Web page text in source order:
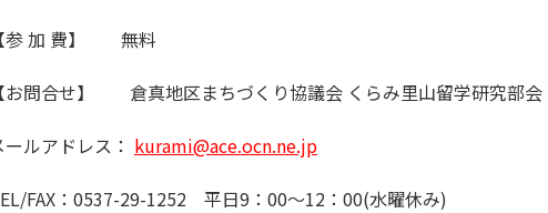
【参 加 費】 無料
【お問合せ】 倉真地区まちづくり協議会 くらみ里山留学研究部会
メールアドレス： kurami@ace.ocn.ne.jp
TEL/FAX ： 0537-29-1252 平日9 ： 00～12 ： 00(水曜休み)